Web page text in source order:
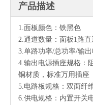
产品描述
1.面板颜色：铁黑色
2.通道数量：面板1路
3.单路功率/总功率/输出
4.输出电源插座规格：
铜材质，标准万用插座
5.电路板规格：双面纤
6.供电规格：内置开关